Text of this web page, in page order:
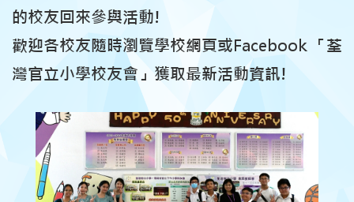
的校友回來參與活動!
歡迎各校友隨時瀏覽學校網頁或Facebook 「荃
灣官立小學校友會」獲取最新活動資訊!